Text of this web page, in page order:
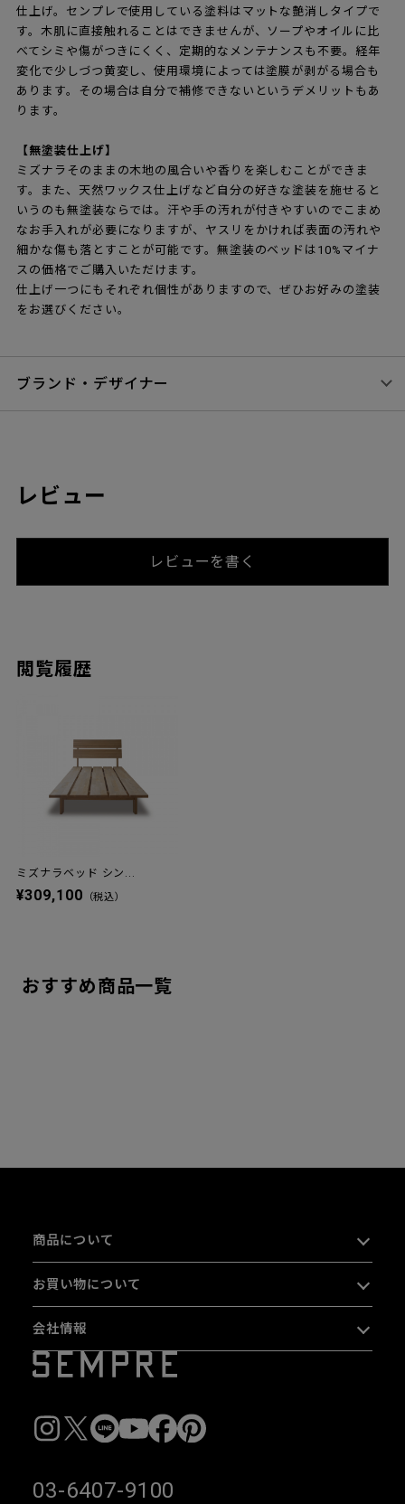
仕上げ。センプレで使用している塗料はマットな艶消しタイプで
す。木肌に直接触れることはできませんが、ソープやオイルに比
べてシミや傷がつきにくく、定期的なメンテナンスも不要。経年
変化で少しづつ黄変し、使用環境によっては塗膜が剥がる場合も
あります。その場合は自分で補修できないというデメリットもあ
ります。
【無塗装仕上げ】
ミズナラそのままの木地の風合いや香りを楽しむことができま
す。また、天然ワックス仕上げなど自分の好きな塗装を施せると
いうのも無塗装ならでは。汗や手の汚れが付きやすいのでこまめ
なお手入れが必要になりますが、ヤスリをかければ表面の汚れや
細かな傷も落とすことが可能です。無塗装のベッドは10%マイナ
スの価格でご購入いただけます。
仕上げ一つにもそれぞれ個性がありますので、ぜひお好みの塗装
をお選びください。
ブランド・デザイナー
レビュー
レビューを書く
閲覧履歴
ミズナラベッド シン...
¥309,100 （税込）
おすすめ商品一覧
商品について
お買い物について
会社情報
03-6407-9100